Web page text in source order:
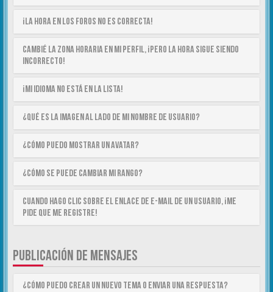
¡La hora en los foros no es correcta!
Cambié la zona horaria en mi perfil, ¡pero la hora sigue siendo
incorrecto!
¡Mi idioma no está en la lista!
¿Qué es la imagen al lado de mi nombre de usuario?
¿Cómo puedo mostrar un avatar?
¿Cómo se puede cambiar mi rango?
Cuando hago clic sobre el enlace de e-mail de un usuario, ¡me
pide que me registre!
PUBLICACIÓN DE MENSAJES
¿Cómo puedo crear un nuevo tema o enviar una respuesta?